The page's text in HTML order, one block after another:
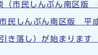
（市民しんぶん南区
民しんぶん南区版 平
き落し）が始まりま